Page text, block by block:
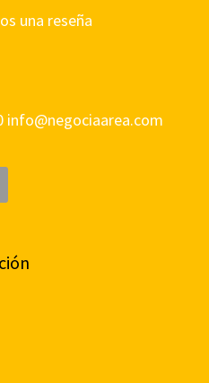
una reseña
info@negociaarea.com